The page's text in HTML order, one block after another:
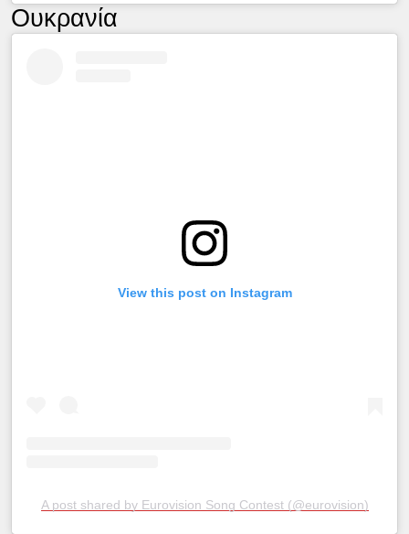
Ουκρανία
View this post on Instagram
A post shared by Eurovision Song Contest (@eurovision)